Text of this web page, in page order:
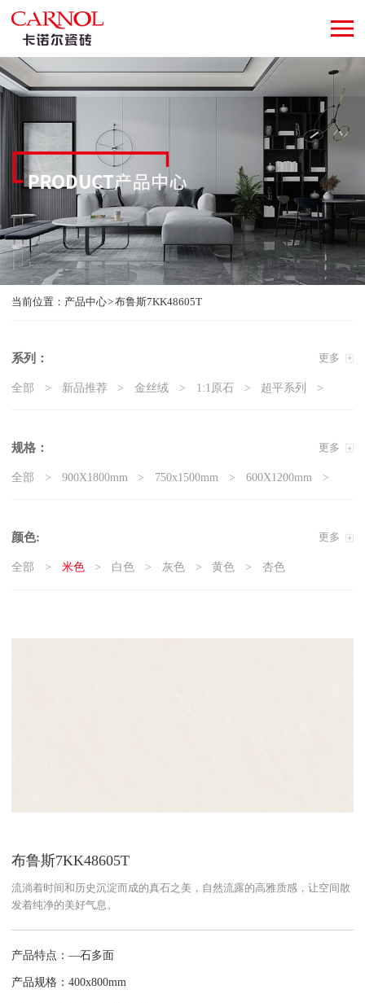
当前位置： 产品中心 布鲁斯7KK48605T
系列： 更多
全部 新品推荐 金丝绒 1:1原石 超平系列
精工大理石
3D微雕 臻白超平 臻白质感砖系列 莱姆石系列
规格： 更多
全部 900X1800mm 750x1500mm 600X1200mm
颜色: 更多
全部 米色 白色 灰色 黄色 杏色
布鲁斯7KK48605T
流淌着时间和历史沉淀而成的真石之美，自然流露的高雅质感，让空间散
发着纯净的美好气息。
产品特点：—石多面
产品规格：400x800mm